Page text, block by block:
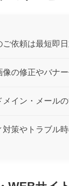
依頼は最短即
の修正やバナ
イン・メール
策やトラブル